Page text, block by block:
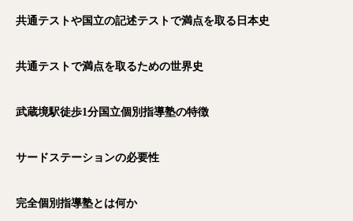
共通テストや国立の記述テストで満点を取る日本史
共通テストで満点を取るための世界史
武蔵境駅徒歩1分国立個別指導塾の特徴
サードステーションの必要性
完全個別指導塾とは何か